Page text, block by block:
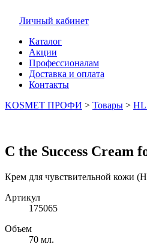
Личный кабинет
Каталог
Акции
Профессионалам
Доставка и оплата
Контакты
KOSMET ПРОФИ > Товары > HL
C the Success Cream
Крем для чувствительной кожи
Артикул
175065
Объем
70 мл.